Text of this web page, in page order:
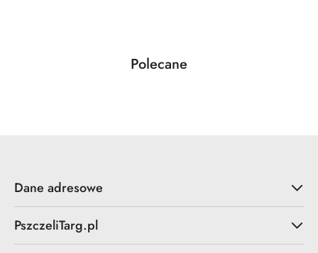
Pomiń karuzelę produktów
Produkty
Polecane
Dane adresowe
PszczeliTarg.pl